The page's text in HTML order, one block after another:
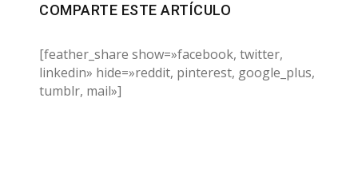
COMPARTE ESTE ARTÍCULO
[feather_share show=»facebook, twitter,
linkedin» hide=»reddit, pinterest, google_plus,
tumblr, mail»]